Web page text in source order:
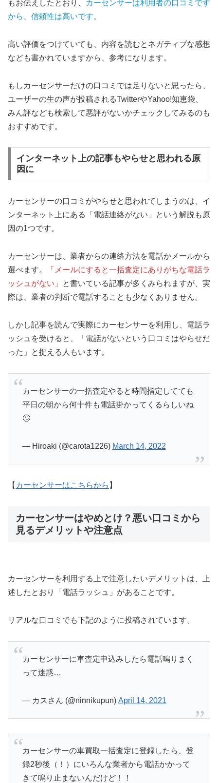
もお伝えしたとおり、
カーセンサーは利用者の口コミです
から、信頼性は高いです。
高い評価をつけていても、内容を読むとネガティブな感想
なども書かれていますから、参考になります。
もしカーセンサーだけの口コミでは足りないと思ったら、
ユーザーの生の声が投稿されるTwitterやYahoo!知恵袋、
みん評なども検索して悪評がないかチェックしてみるのも
おすすめです。
インターネット上の記事もやらせと思われる原
因に
カーセンサーの口コミがやらせと思われてしまうのは、イ
ンターネット上にある「電話連絡がない」という解説も原
因の1つです。
カーセンサーは、業者からの連絡方法を電話かメールから
選べます。
「メールにすると一括査定にありがちな電話ラ
ッシュがない」
と書いている記事が多くみられますが、実
際は、業者の判断で電話することも少なくありません。
しかし記事を読んで実際にカーセンサーを利用し、電話ラ
ッシュを受けると、「電話がないという口コミはやらせだ
った」と捉える人もいます。
カーセンサーの一括査定やると時間指定してても
平日の朝から何十件も電話掛かってくるらしいね
🙄
— Hiroaki (@carota1226) March 14, 2022
【 カーセンサーはこちらから 】
カーセンサーはやめとけ？悪い口コミから
見るデメリットや注意点
カーセンサーを利用する上で注意したいデメリットは、上
述したとおり「電話ラッシュ」があることです。
リアルな口コミでも下記のように投稿されています。
カーセンサーに車査定申込みしたら電話鳴りまく
って迷惑…
— カスさん (@ninnikupun) April 14, 2021
カーセンサーの車買取一括査定に登録したら、登
録2秒後（！）にいろんな業者から電話かかって
きて鳴り止まないんだけど！！